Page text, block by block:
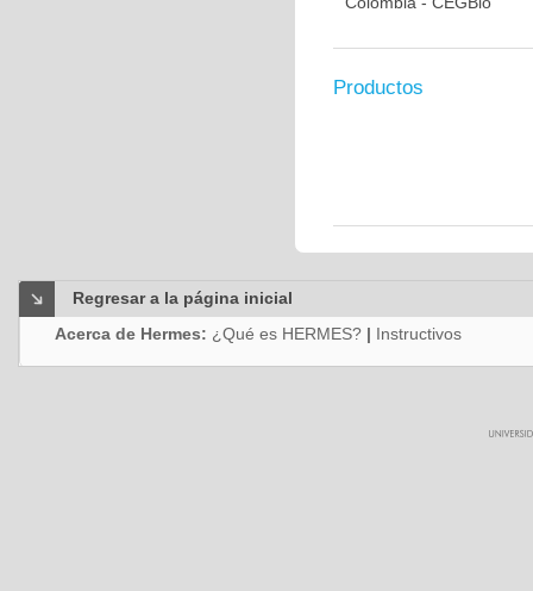
Productos
Regresar a la página inicial
Acerca de Hermes: ¿Qué es HERMES? | Instructivos